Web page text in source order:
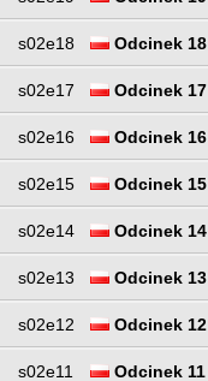
s02e18 Odcinek 18
s02e17 Odcinek 17
s02e16 Odcinek 16
s02e15 Odcinek 15
s02e14 Odcinek 14
s02e13 Odcinek 13
s02e12 Odcinek 12
s02e11 Odcinek 11